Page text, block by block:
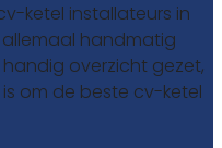
ketel installateurs in
allemaal handmatig
overzicht gezet,
om de beste cv-ketel